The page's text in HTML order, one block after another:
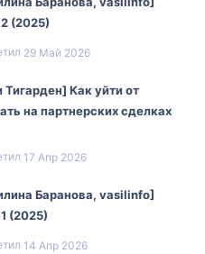
(2025)
29 Май 2026
Тигарден] Как уйти от
на партнерских сделках
17 Апр 2026
Баранова, vasilinfo]
(2025)
14 Апр 2026